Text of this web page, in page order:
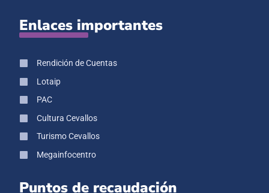
Enlaces importantes
Rendición de Cuentas
Lotaip
PAC
Cultura Cevallos
Turismo Cevallos
Megainfocentro
Puntos de recaudación